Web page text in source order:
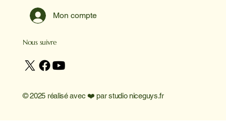
Mon compte
Nous suivre
© 2025 réalisé avec ❤️ parstudio niceguys.fr